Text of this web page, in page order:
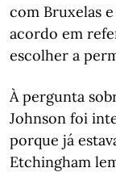
com Bruxelas
acordo em
escolher a
À pergunta
Johnson foi
porque já
Etchingham